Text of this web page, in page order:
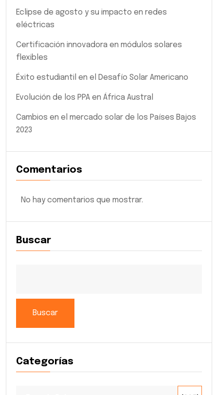
Eclipse de agosto y su impacto en redes
eléctricas
Certificación innovadora en módulos solares
flexibles
Éxito estudiantil en el Desafío Solar Americano
Evolución de los PPA en África Austral
Cambios en el mercado solar de los Países Bajos
2023
Comentarios
No hay comentarios que mostrar.
Buscar
Buscar
Categorías